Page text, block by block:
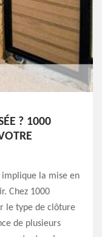
? 1000
la mise en
Chez 1000
le type de clôture
de plusieurs